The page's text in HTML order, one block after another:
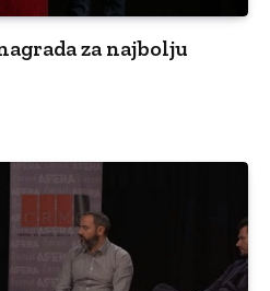
za najbolju